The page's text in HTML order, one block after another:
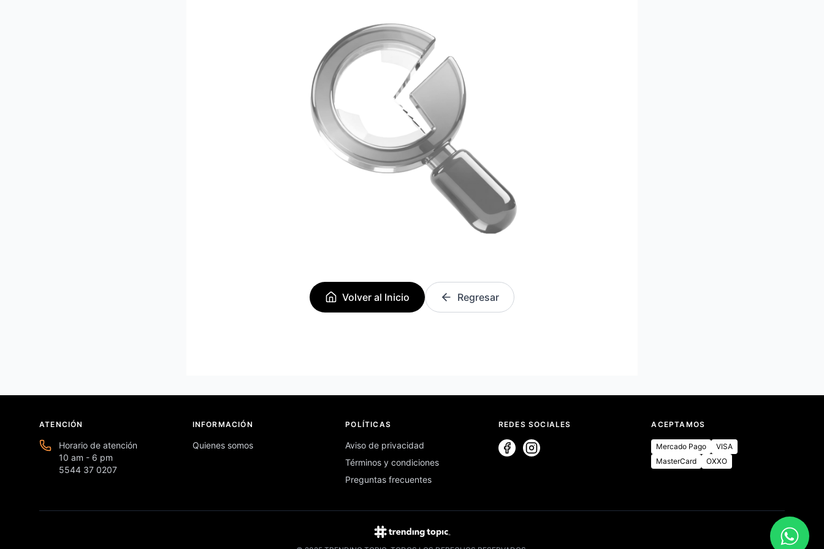
Volver al Inicio Regresar
ATENCIÓN
Horario de atención
10 am - 6 pm
5544 37 0207
INFORMACIÓN
Quienes somos
POLÍTICAS
Aviso de privacidad
Términos y condiciones
Preguntas frecuentes
REDES SOCIALES ACEPTAMOS
Mercado Pago
VISA
MasterCard
OXXO